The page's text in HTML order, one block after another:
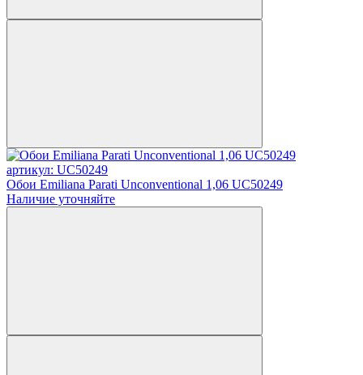
артикул: UC50249
Обои Emiliana Parati Unconventional 1,06 UC50249
Наличие уточняйте